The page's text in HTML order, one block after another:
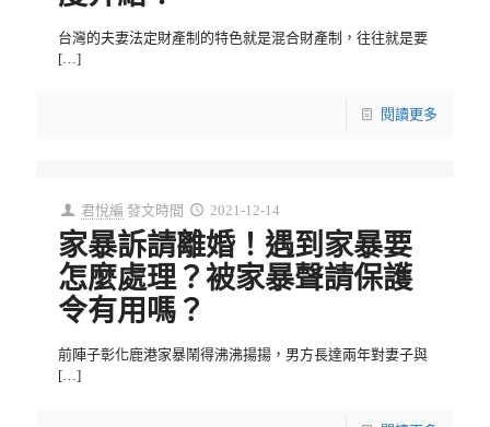
台灣的夫妻法定財產制的特色就是混合財產制，往往就是要
[…]
閱讀更多
君悅編 發文時間 2021-12-14
家暴訴請離婚！遇到家暴要
怎麼處理？被家暴聲請保護
令有用嗎？
前陣子彰化鹿港家暴鬧得沸沸揚揚，男方長達兩年對妻子與
[…]